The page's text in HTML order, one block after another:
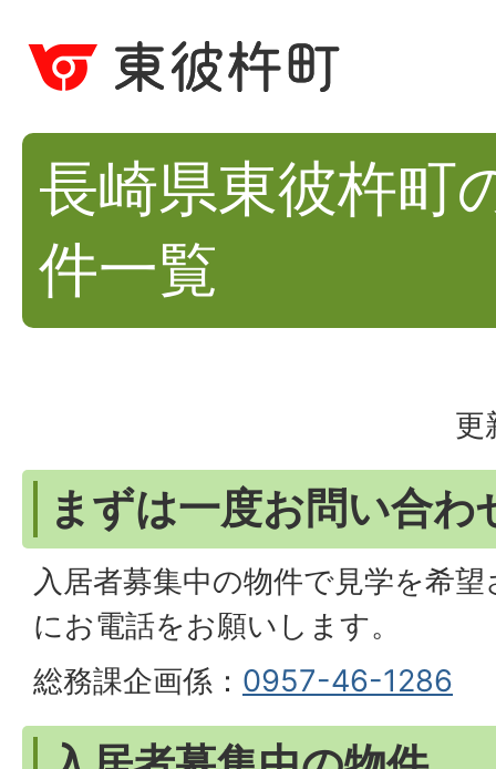
長崎県東彼杵町
件一覧
更
まずは一度お問い合わ
入居者募集中の物件で見学を希
にお電話をお願いします。
総務課企画係： 0957-46-1286